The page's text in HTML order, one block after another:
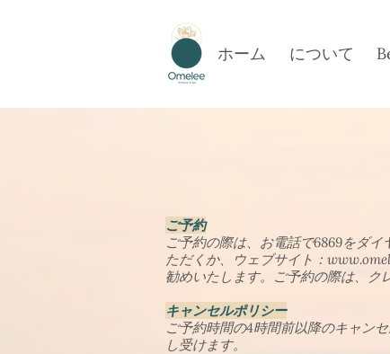
ホーム について
ご予約
ご予約の際は、お電話で6869をダ
ただくか、ウェブサイト：
勧めいたします。ご予約の際は、ク
キャンセルポリシー
ご予約時間の4時間前以降のキャン
し受けます。